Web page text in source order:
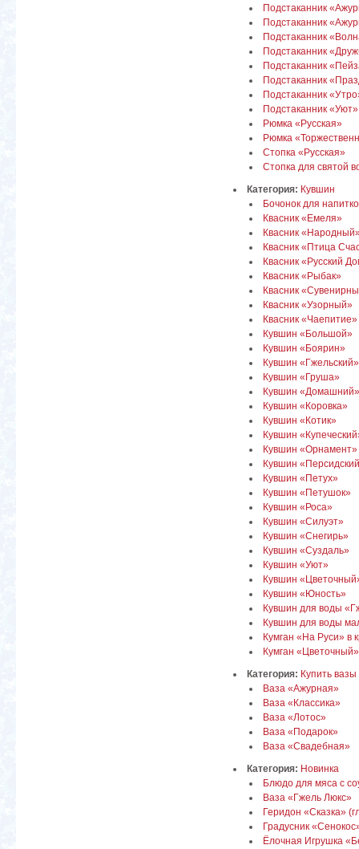
Подстаканник
Подстаканник
Подстаканник
Подстаканник
Подстаканник
Подстаканник
Подстаканник
Подстаканник «Уют»
Рюмка «Русская»
Рюмка
Стопка «Русская»
Стопка для святой
Категория: Кувшин
Бочонок для
Квасник «Емеля»
Квасник
Квасник «Птица
Квасник «Русский
Квасник «Рыбак»
Квасник
Квасник «Узорный»
Квасник
Кувшин «Большой»
Кувшин «Боярин»
Кувшин «Гжельский»
Кувшин «Груша»
Кувшин
Кувшин «Коровка»
Кувшин «Котик»
Кувшин
Кувшин «Орнамент»
Кувшин
Кувшин «Петух»
Кувшин «Петушок»
Кувшин «Роса»
Кувшин «Силуэт»
Кувшин «Снегирь»
Кувшин «Суздаль»
Кувшин «Уют»
Кувшин
Кувшин «Юность»
Кувшин для воды
Кувшин для воды
Кумган «На Руси» в
Кумган «Цветочный»
Категория: Купить
Ваза «Ажурная»
Ваза «Классика»
Ваза «Лотос»
Ваза «Подарок»
Ваза «Свадебная»
Категория: Новинка
Блюдо для мяса с
Ваза «Гжель Люкс»
Геридон «Сказка»
Градусник
Ёлочная Игрушка